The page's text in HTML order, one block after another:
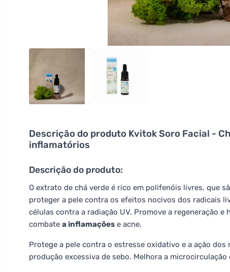
Descrição do produto Kvitok Soro Facial -
inflamatórios
Descrição do produto:
O extrato de chá verde é rico em polifenóis livres, que
proteger a pele contra os efeitos nocivos dos radicais
células contra a radiação UV. Promove a regeneração
combate a inflamações e acne.
Protege a pele contra o estresse oxidativo e a ação dos
produção excessiva de sebo. Melhora a microcirculação